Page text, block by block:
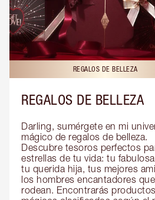
REGALOS DE BELLEZA
REGALOS DE BELLEZA
Darling, sumérgete en mi
mágico de regalos de belleza.
Descubre tesoros perfectos
estrellas de tu vida: tu
tu querida hija, tus mejores
los hombres encantadores
rodean. Encontrarás productos